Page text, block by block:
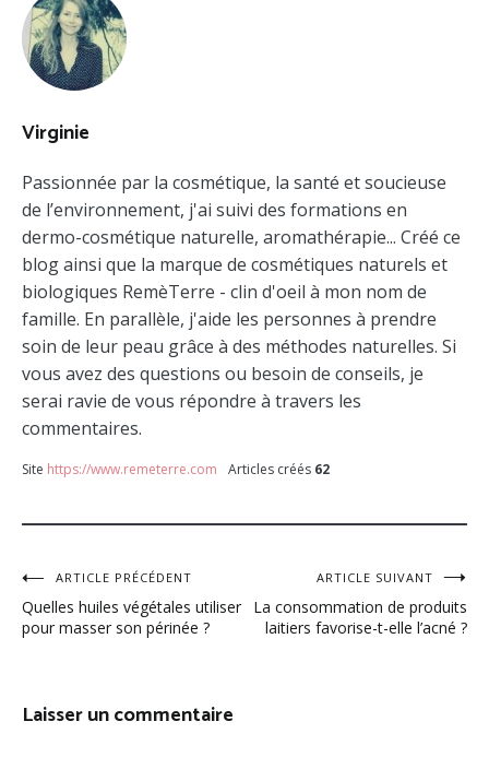
DE
VACHE
INTOLERANCE
PRODUITS
LAITIERS
INTOLERANCE
LAIT
INTOLERANCE
LAIT ANIMAL
INTOLERANCE
LAIT DE
VACHE
INTOLERANCE
PRODUITS
Virginie
Passionnée par la cosmétique, la santé et soucieuse
de l’environnement, j'ai suivi des formations en
dermo-cosmétique naturelle, aromathérapie... Créé ce
blog ainsi que la marque de cosmétiques naturels et
biologiques RemèTerre - clin d'oeil à mon nom de
famille. En parallèle, j'aide les personnes à prendre
soin de leur peau grâce à des méthodes naturelles. Si
vous avez des questions ou besoin de conseils, je
serai ravie de vous répondre à travers les
commentaires.
Site https://www.remeterre.com Articles créés 62
Navigation
de
ARTICLE PRÉCÉDENT
Quelles huiles végétales utiliser
pour masser son périnée ?
ARTICLE SUIVANT
La consommation de produits
laitiers favorise-t-elle l’acné ?
Laisser un commentaire